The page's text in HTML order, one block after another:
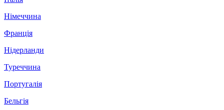
Німеччина
Франція
Нідерланди
Туреччина
Португалія
Бельгія